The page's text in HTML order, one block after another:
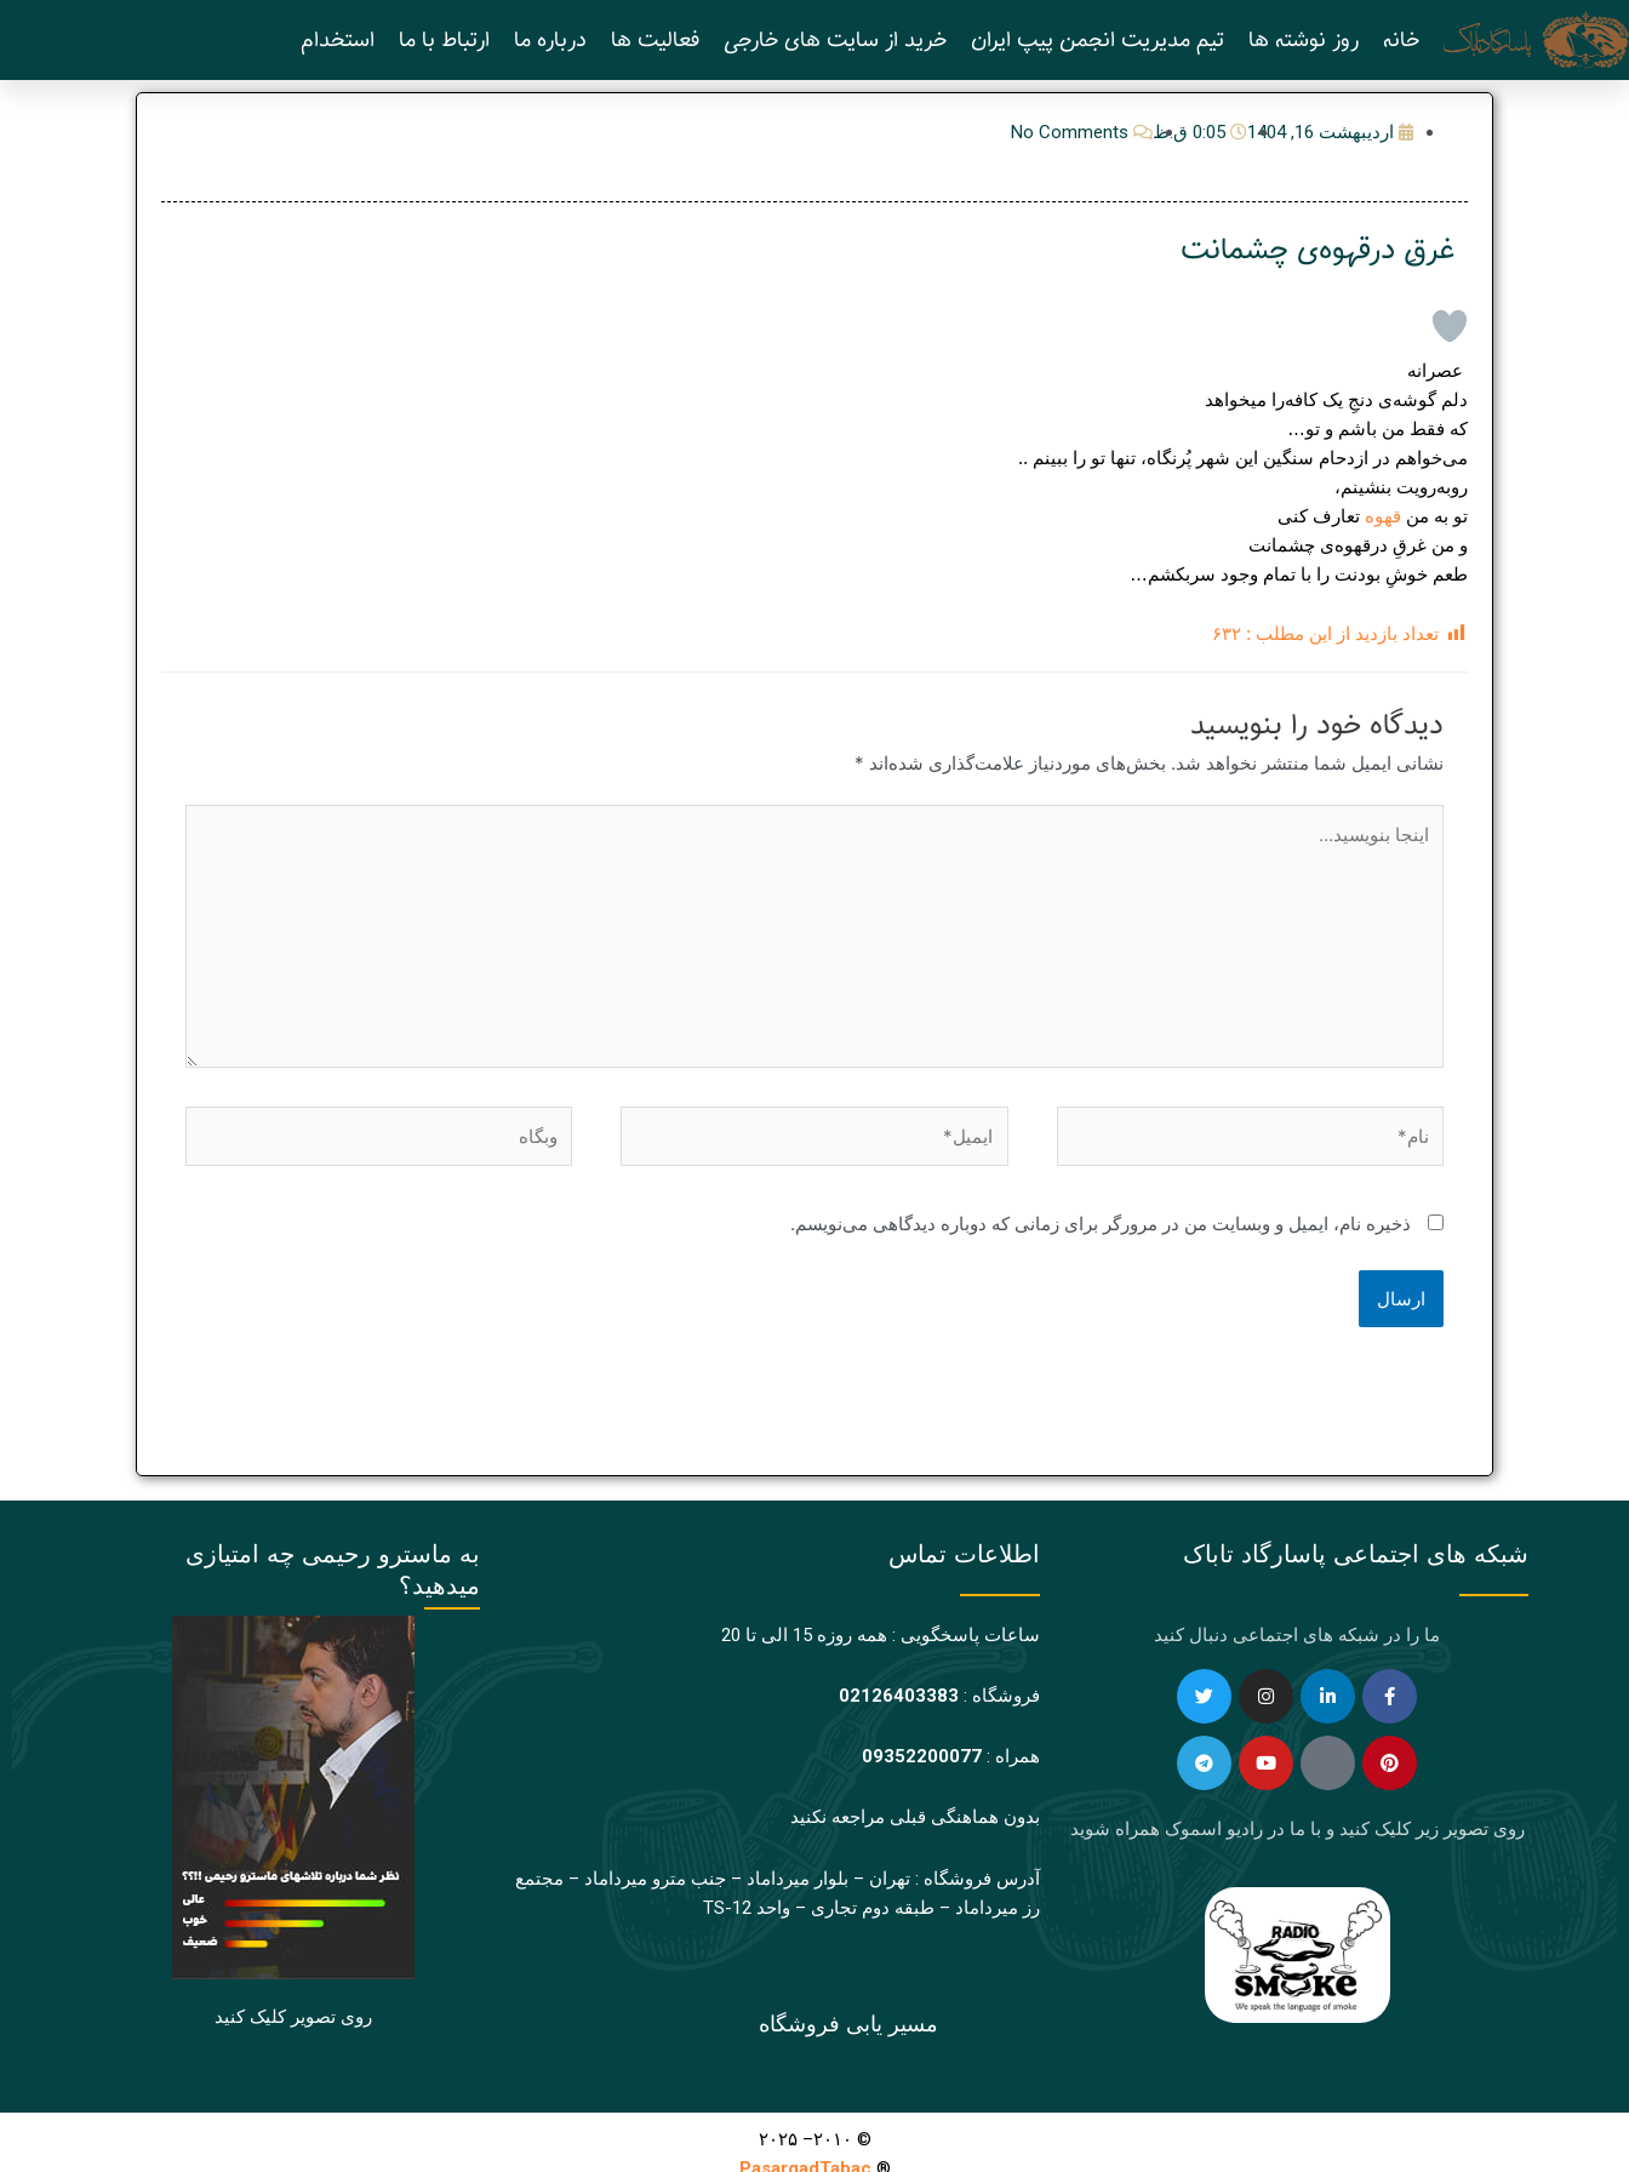
پرش
به
محتوا
خانه روز نوشته ها تیم مدیریت انجمن پیپ ایران خرید از سایت های خارجی فعالیت ها درباره ما ارتباط با ما استخدام
اردیبهشت 16, 1404 0:05 ق.ظ No Comments
غرقِ درقهوه‌ی چشمانت
‍ عصرانه
دلم گوشه‌ی‌ دنجِ‌ یک کافه‌را میخواهد
که فقط من باشم و تو…
می‌خواهم در ازدحام سنگین این شهر پُرنگاه، تنها تو را ببینم ..
روبه‌رویت بنشینم،
تو به من قهوه تعارف کنی
‌و من غرقِ درقهوه‌ی چشمانت
طعم خوشِ بودنت را با تمام وجود سربکشم…
تعداد بازدید از این مطلب : ۶۳۲
دیدگاه‌ خود را بنویسید
نشانی ایمیل شما منتشر نخواهد شد. بخش‌های موردنیاز علامت‌گذاری شده‌اند *
بنویسید…
ذخیره نام، ایمیل و وبسایت من در مرورگر برای زمانی که دوباره دیدگاهی می‌نویسم.
شبکه های اجتماعی پاسارگاد تاباک
ما را در شبکه های اجتماعی دنبال کنید
Facebook-
f
Linkedin-
in
Instagram
Twitter Pinterest
Eaparat
Youtube
Telegram
روی تصویر زیر کلیک کنید و با ما در رادیو اسموک همراه شوید
اطلاعات تماس
ساعات پاسخگویی : همه روزه 15 الی تا 20
فروشگاه : 02126403383
همراه :09352200077
بدون هماهنگی قبلی مراجعه نکنید
آدرس فروشگاه : تهران – بلوار میرداماد – جنب مترو میرداماد – مجتمع
رز میرداماد – طبقه دوم تجاری – واحد TS-12
به ماسترو رحیمی چه امتیازی
میدهید؟
روی تصویر کلیک کنید
© ۲۰۱۰– ۲۰۲۵
PasargadTabac